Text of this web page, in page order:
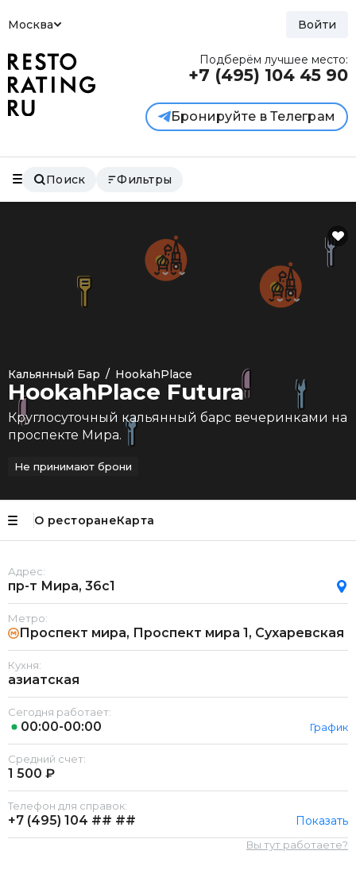
Москва Войти
Подберём лучшее место:
+7 (495) 104 45 90
Бронируйте в Телеграм
Поиск Фильтры
Кальянный Бар / HookahPlace
HookahPlace Futura
Круглосуточный кальянный барс вечеринками на
проспекте Мира.
Не принимают брони
О ресторанеКарта
Адрес:
пр-т Мира, 36с1
Метро:
Проспект мира, Проспект мира 1, Сухаревская
Кухня:
азиатская
Сегодня работает:
00:00-00:00 График
Средний счет:
1 500 ₽
Телефон для справок:
+7 (495) 104 ## ## Показать
Вы тут работаете?